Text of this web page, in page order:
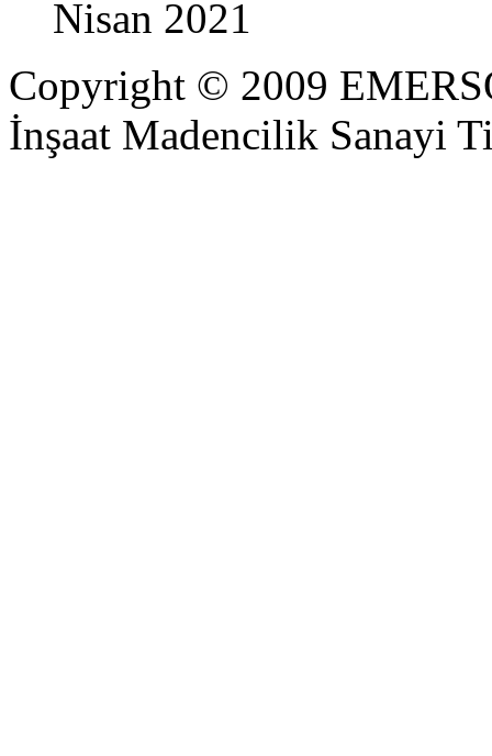
Nisan 2021
Copyright © 2009
İnşaat Madencilik Sanayi